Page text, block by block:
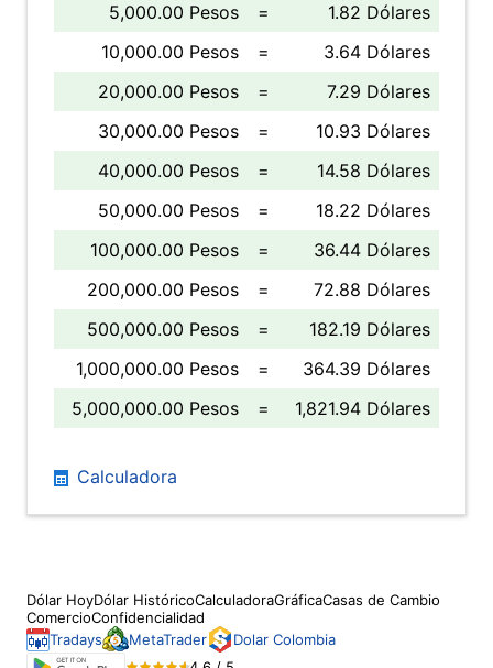
5,000.00 Pesos
=
1.82 Dólares
10,000.00 Pesos
=
3.64 Dólares
20,000.00 Pesos
=
7.29 Dólares
30,000.00 Pesos
=
10.93 Dólares
40,000.00 Pesos
=
14.58 Dólares
50,000.00 Pesos
=
18.22 Dólares
100,000.00 Pesos
=
36.44 Dólares
200,000.00 Pesos
=
72.88 Dólares
500,000.00 Pesos
=
182.19 Dólares
1,000,000.00 Pesos
=
364.39 Dólares
5,000,000.00 Pesos
= 1,821.94 Dólares
Calculadora
Dólar HoyDólar HistóricoCalculadoraGráficaCasas de Cambio
ComercioConfidencialidad
Tradays
MetaTrader
Dolar Colombia